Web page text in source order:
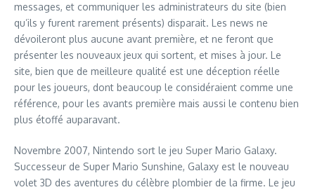
messages, et communiquer les administrateurs du site (bien
qu’ils y furent rarement présents) disparait. Les news ne
dévoileront plus aucune avant première, et ne feront que
présenter les nouveaux jeux qui sortent, et mises à jour. Le
site, bien que de meilleure qualité est une déception réelle
pour les joueurs, dont beaucoup le considéraient comme une
référence, pour les avants première mais aussi le contenu bien
plus étoffé auparavant.
Novembre 2007, Nintendo sort le jeu Super Mario Galaxy.
Successeur de Super Mario Sunshine, Galaxy est le nouveau
volet 3D des aventures du célèbre plombier de la firme. Le jeu